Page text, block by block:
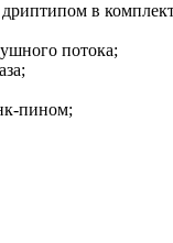
в
потока;
пином;